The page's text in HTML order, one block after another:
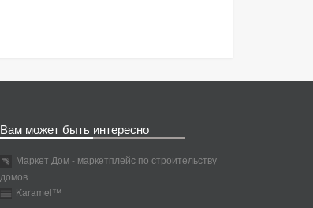
Вам может быть интересно
Маркет Дом - маркетплейс по строительству
домов
Karamel™